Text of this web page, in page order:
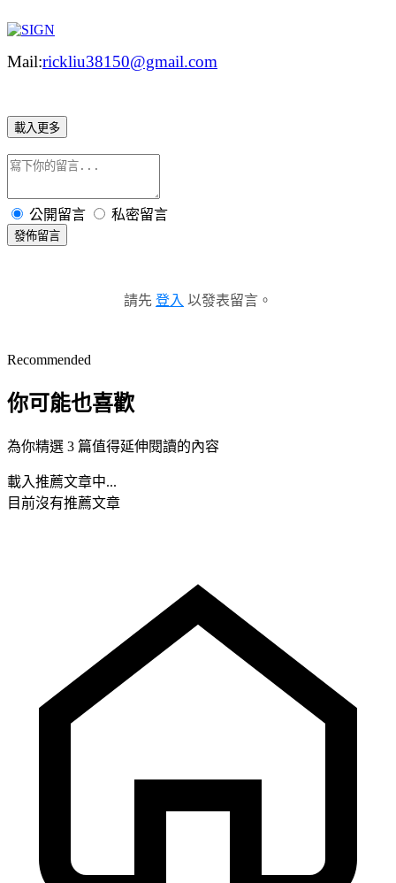
Mail:rickliu38150@gmail.com
載入更多
公開留言 私密留言
發佈留言
請先 登入 以發表留言。
Recommended
你可能也喜歡
為你精選 3 篇值得延伸閱讀的內容
載入推薦文章中...
目前沒有推薦文章